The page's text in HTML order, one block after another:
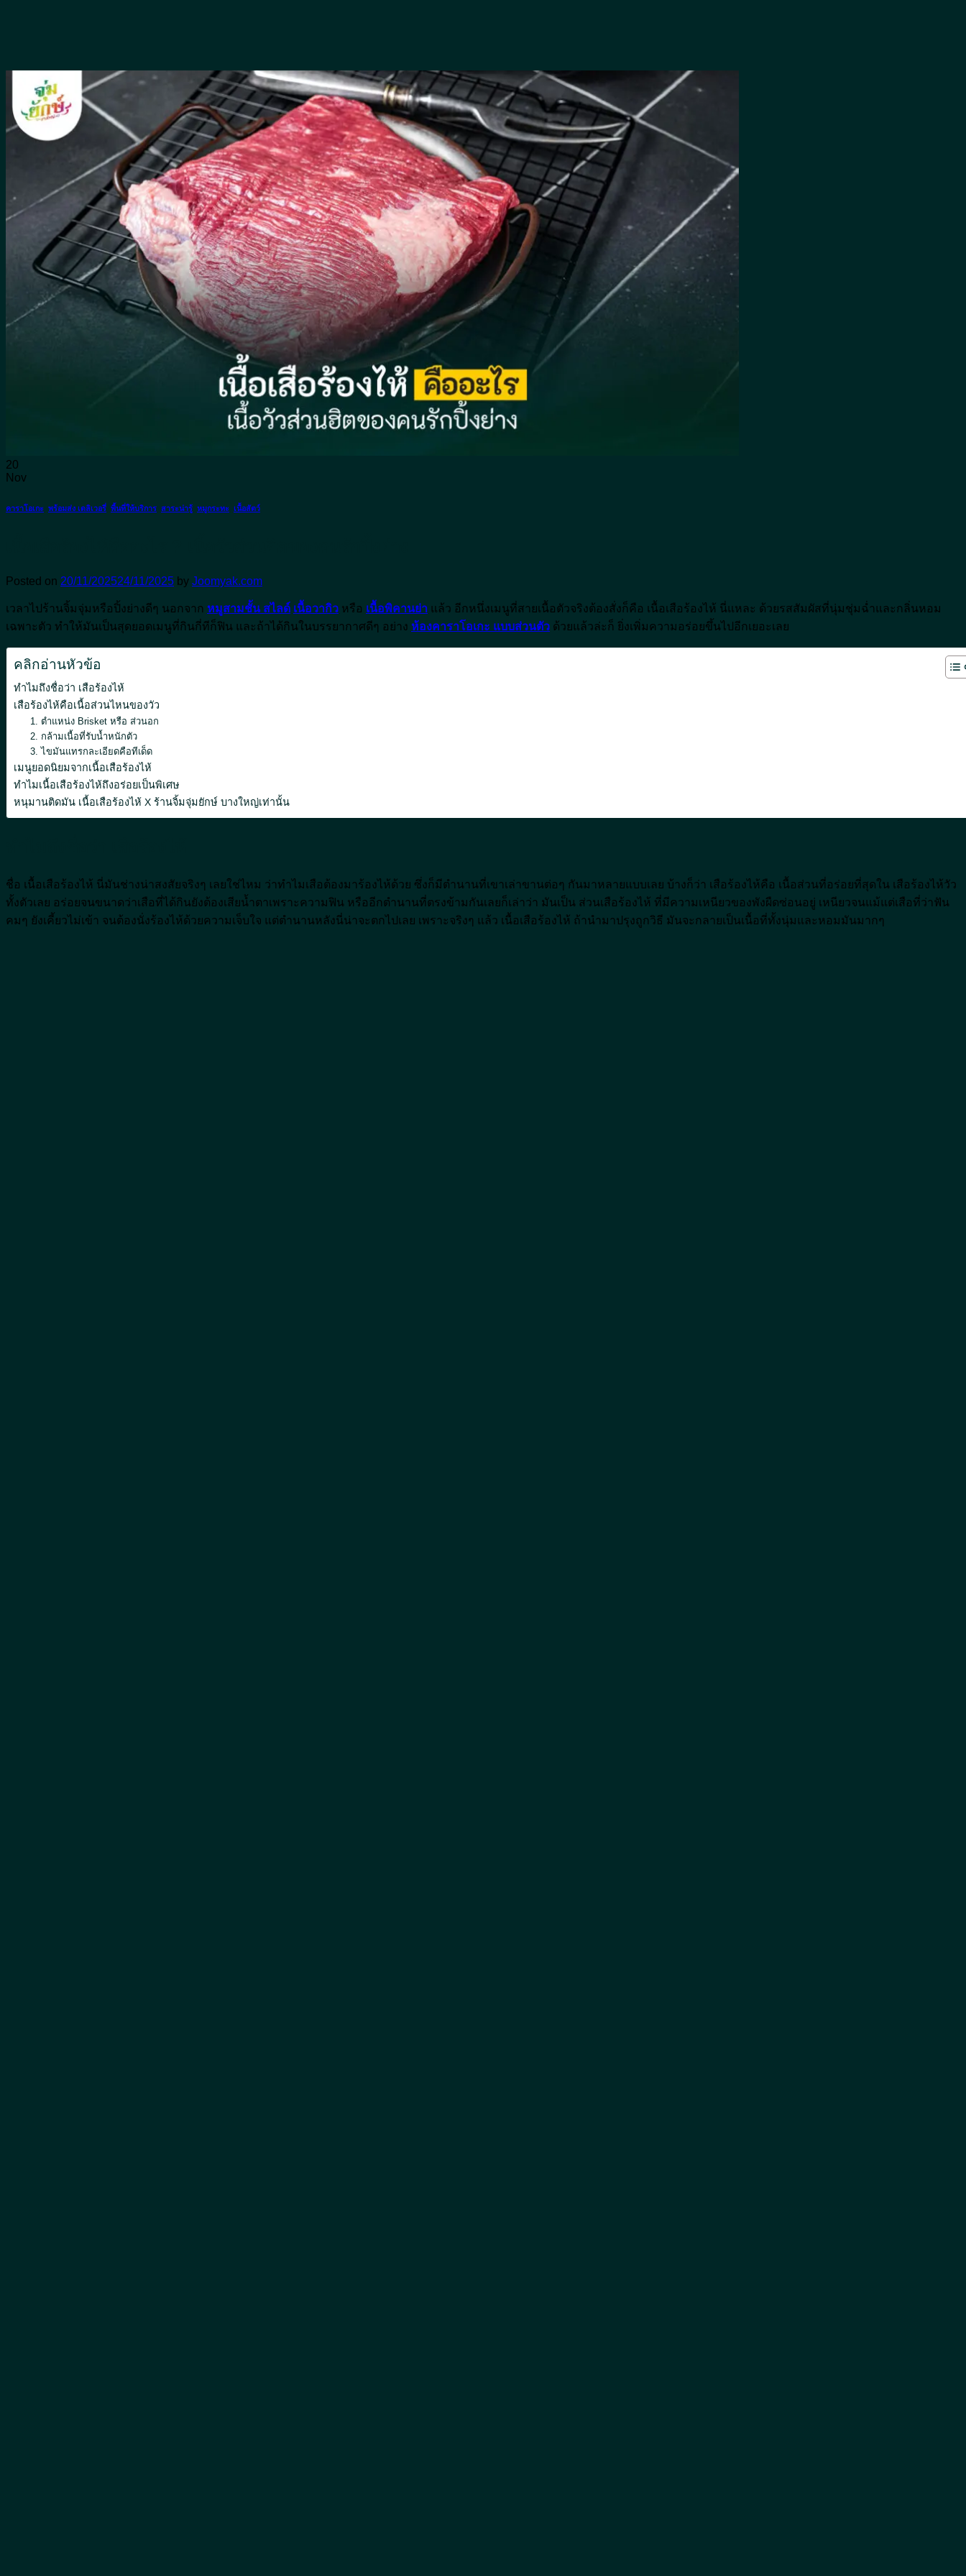
หน้าแรก
เมนูอาหาร
ห้องคาราโอเกะ
เกี่ยวกับจุ่มยักษ์
สาระน่ารู้
พื้นที่ให้บริการ
น้ำซุป
น้ำจิ้ม
ผัก
จิ้มจุ่มหม้อดิน
เครื่องดื่ม
วิธีทำ
20
Nov
คาราโอเกะ พร้อมส่ง เดลิเวอรี่ พื้นที่ให้บริการ สาระน่ารู้ หมูกระทะ เนื้อสัตว์
Posted on 20/11/202524/11/2025 by Joomyak.com
เวลาไปร้านจิ้มจุ่มหรือปิ้งย่างดีๆ นอกจาก หมูสามชั้น สไลด์ เนื้อวากิว หรือ เนื้อพิคานย่า แล้ว อีกหนึ่งเมนูที่สายเนื้อตัวจริงต้องสั่งก็คือ เนื้อเสือร้องไห้ นี่แหละ ด้วยรสสัมผัสที่นุ่มชุ่มฉ่ำและกลิ่นหอม
เฉพาะตัว ทำให้มันเป็นสุดยอดเมนูที่กินกี่ทีก็ฟิน และถ้าได้กินในบรรยากาศดีๆ อย่าง ห้องคาราโอเกะ แบบส่วนตัว ด้วยแล้วล่ะก็ ยิ่งเพิ่มความอร่อยขึ้นไปอีกเยอะเลย
คลิกอ่านหัวข้อ
ทำไมถึงชื่อว่า เสือร้องไห้
เสือร้องไห้คือเนื้อส่วนไหนของวัว
1. ตำแหน่ง Brisket หรือ ส่วนอก
2. กล้ามเนื้อที่รับน้ำหนักตัว
3. ไขมันแทรกละเอียดคือทีเด็ด
เมนูยอดนิยมจากเนื้อเสือร้องไห้
ทำไมเนื้อเสือร้องไห้ถึงอร่อยเป็นพิเศษ
หนุมานติดมัน เนื้อเสือร้องไห้ X ร้านจิ้มจุ่มยักษ์ บางใหญ่เท่านั้น
ชื่อ เนื้อเสือร้องไห้ นี่มันช่างน่าสงสัยจริงๆ เลยใช่ไหม ว่าทำไมเสือต้องมาร้องไห้ด้วย ซึ่งก็มีตำนานที่เขาเล่าขานต่อๆ กันมาหลายแบบเลย บ้างก็ว่า เสือร้องไห้คือ เนื้อส่วนที่อร่อยที่สุดใน เสือร้องไห้วัว
ทั้งตัวเลย อร่อยจนขนาดว่าเสือที่ได้กินยังต้องเสียน้ำตาเพราะความฟิน หรืออีกตำนานที่ตรงข้ามกันเลยก็เล่าว่า มันเป็น ส่วนเสือร้องไห้ ที่มีความเหนียวของพังผืดซ่อนอยู่ เหนียวจนแม้แต่เสือที่ว่าฟัน
คมๆ ยังเคี้ยวไม่เข้า จนต้องนั่งร้องไห้ด้วยความเจ็บใจ แต่ตำนานหลังนี่น่าจะตกไปเลย เพราะจริงๆ แล้ว เนื้อเสือร้องไห้ ถ้านำมาปรุงถูกวิธี มันจะกลายเป็นเนื้อที่ทั้งนุ่มและหอมมันมากๆ